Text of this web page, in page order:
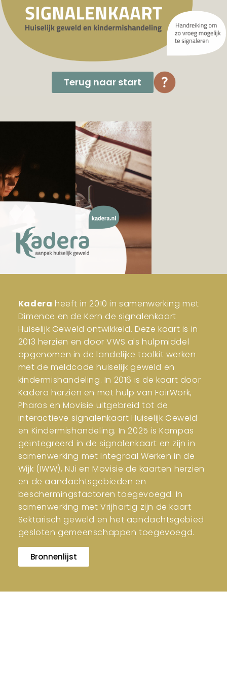
Terug naar start
Kadera heeft in 2010 in samenwerking met
Dimence en de Kern de signalenkaart
Huiselijk Geweld ontwikkeld. Deze kaart is in
2013 herzien en door VWS als hulpmiddel
opgenomen in de landelijke toolkit werken
met de meldcode huiselijk geweld en
kindermishandeling. In 2016 is de kaart door
Kadera herzien en met hulp van FairWork,
Pharos en Movisie uitgebreid tot de
interactieve signalenkaart Huiselijk Geweld
en Kindermishandeling. In 2025 is Kompas
geïntegreerd in de signalenkaart en zijn in
samenwerking met Integraal Werken in de
Wijk (IWW), NJi en Movisie de kaarten herzien
en de aandachtsgebieden en
beschermingsfactoren toegevoegd. In
samenwerking met Vrijhartig zijn de kaart
Sektarisch geweld en het aandachtsgebied
gesloten gemeenschappen toegevoegd.
Bronnenlijst